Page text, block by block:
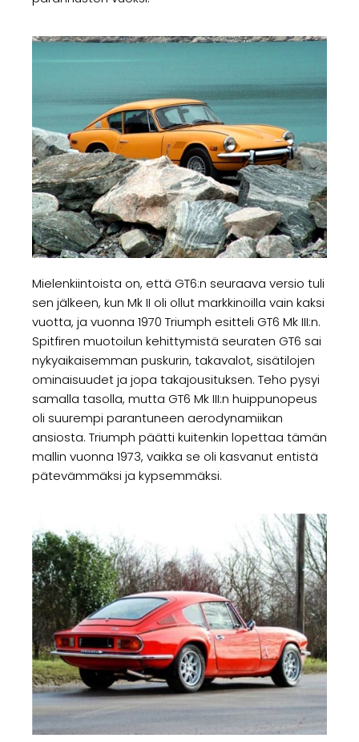
Mielenkiintoista on, että GT6:n seuraava versio tuli
sen jälkeen, kun Mk II oli ollut markkinoilla vain kaksi
vuotta, ja vuonna 1970 Triumph esitteli GT6 Mk III:n.
Spitfiren muotoilun kehittymistä seuraten GT6 sai
nykyaikaisemman puskurin, takavalot, sisätilojen
ominaisuudet ja jopa takajousituksen. Teho pysyi
samalla tasolla, mutta GT6 Mk III:n huippunopeus
oli suurempi parantuneen aerodynamiikan
ansiosta. Triumph päätti kuitenkin lopettaa tämän
mallin vuonna 1973, vaikka se oli kasvanut entistä
pätevämmäksi ja kypsemmäksi.